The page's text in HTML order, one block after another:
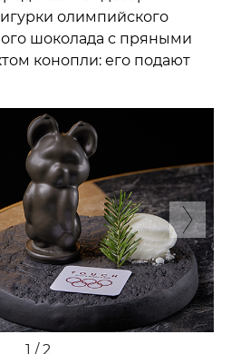
олимпийского
шоколада с пряными
конопли: его подают
Next
2 / 2